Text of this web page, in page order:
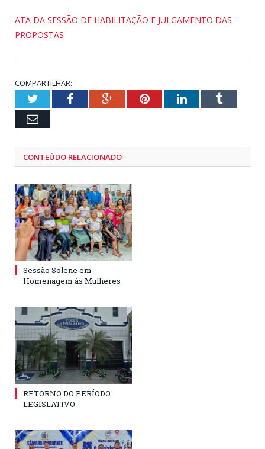
ATA DA SESSÃO DE HABILITAÇÃO E JULGAMENTO DAS
PROPOSTAS
COMPARTILHAR:
TwitterFacebookGoogle+PinterestLinkedInTumblr
Email
CONTEÚDO RELACIONADO
Sessão Solene em
Homenagem às Mulheres
RETORNO DO PERÍODO
LEGISLATIVO